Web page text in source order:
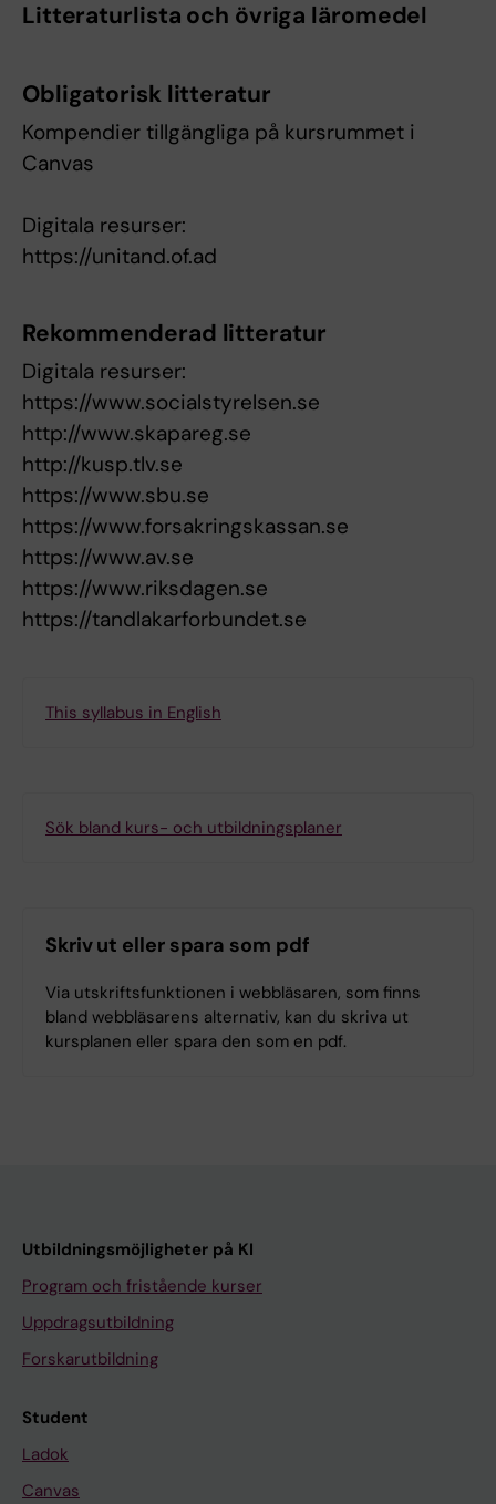
Litteraturlista och övriga läromedel
Obligatorisk litteratur
Kompendier tillgängliga på kursrummet i
Canvas
Digitala resurser:
https://unitand.of.ad
Rekommenderad litteratur
Digitala resurser:
https://www.socialstyrelsen.se
http://www.skapareg.se
http://kusp.tlv.se
https://www.sbu.se
https://www.forsakringskassan.se
https://www.av.se
https://www.riksdagen.se
https://tandlakarforbundet.se
This syllabus in English
Sök bland kurs- och utbildningsplaner
Skriv ut eller spara som pdf
Via utskriftsfunktionen i webbläsaren, som finns
bland webbläsarens alternativ, kan du skriva ut
kursplanen eller spara den som en pdf.
Utbildningsmöjligheter på KI
Program och fristående kurser
Uppdragsutbildning
Forskarutbildning
Student
Ladok
Canvas